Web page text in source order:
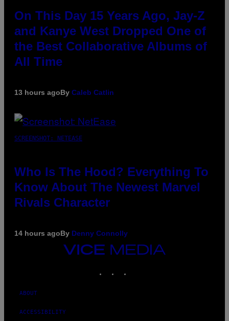
On This Day 15 Years Ago, Jay-Z
and Kanye West Dropped One of
the Best Collaborative Albums of
All Time
13 hours agoBy Caleb Catlin
SCREENSHOT: NETEASE
Who Is The Hood? Everything To
Know About The Newest Marvel
Rivals Character
14 hours agoBy Denny Connolly
VICE
MEDIA
ABOUT
ACCESSIBILITY